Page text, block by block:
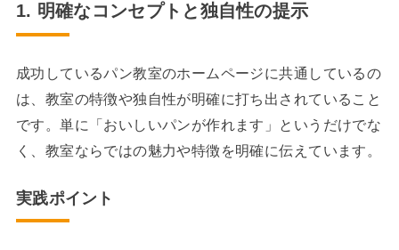
1. 明確なコンセプトと独自性の提示
成功しているパン教室のホームページに共通しているの
は、教室の特徴や独自性が明確に打ち出されていること
です。単に「おいしいパンが作れます」というだけでな
く、教室ならではの魅力や特徴を明確に伝えています。
実践ポイント